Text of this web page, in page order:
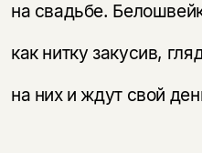
на свадьбе.
как нитку закусив,
на них и ждут свой
Я соглашаюсь с
Я соглашаюсь с
Скажите,
вам уже